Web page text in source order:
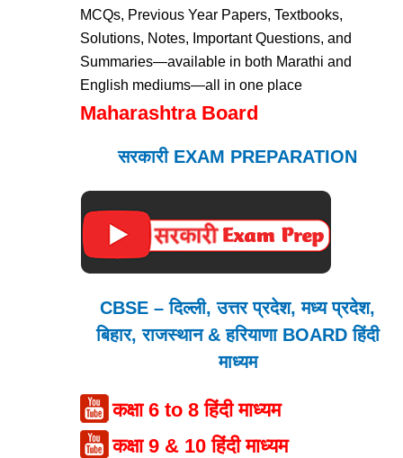
MCQs, Previous Year Papers, Textbooks,
Solutions, Notes, Important Questions, and
Summaries—available in both Marathi and
English mediums—all in one place
Maharashtra Board
सरकारी EXAM PREPARATION
CBSE – दिल्ली, उत्तर प्रदेश, मध्य प्रदेश,
बिहार, राजस्थान & हरियाणा BOARD हिंदी
माध्यम
कक्षा 6 to 8 हिंदी माध्यम
कक्षा 9 & 10 हिंदी माध्यम